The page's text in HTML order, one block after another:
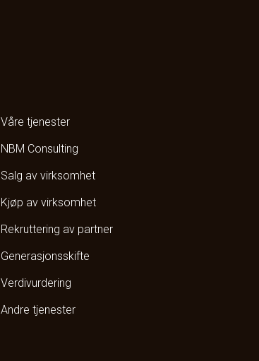
Våre tjenester
NBM Consulting
Salg av virksomhet
Kjøp av virksomhet
Rekruttering av partner
Generasjonsskifte
Verdivurdering
Andre tjenester